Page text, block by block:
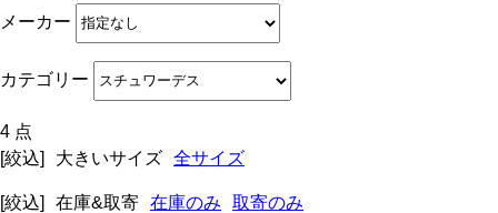
メーカー
カテゴリー
4 点
[絞込]
大きいサイズ 全サイズ
[絞込] 在庫&取寄 在庫のみ 取寄のみ